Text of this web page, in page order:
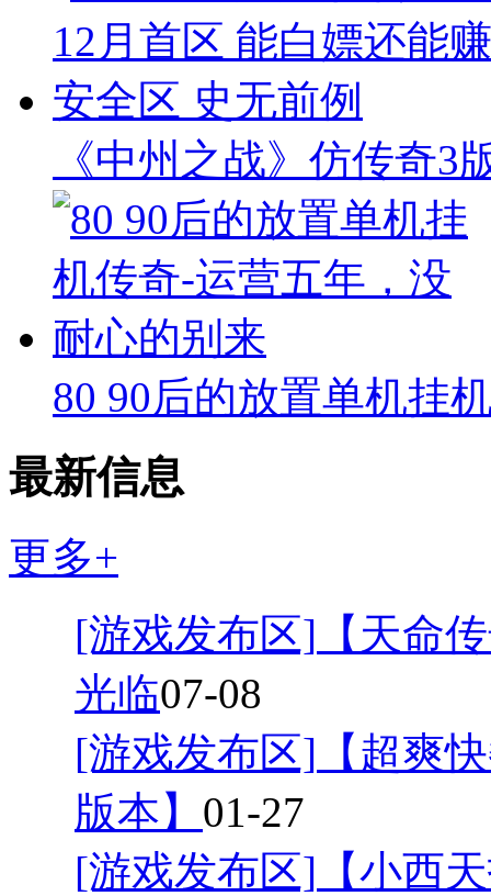
《中州之战》仿传奇3
80 90后的放置单机挂
最新信息
更多+
[游戏发布区] 【天命
光临07-08
[游戏发布区] 【超爽
版本】 01-27
[游戏发布区] 【小西